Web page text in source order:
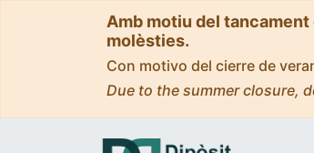
Amb motiu del
molèsties.
Con motivo del cierre de
Due to the summer closure,